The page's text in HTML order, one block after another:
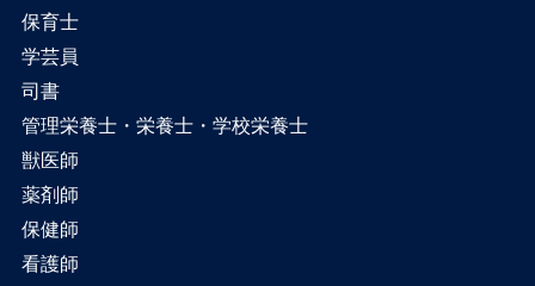
保育士
学芸員
司書
管理栄養士・栄養士・学校栄養士
獣医師
薬剤師
保健師
看護師